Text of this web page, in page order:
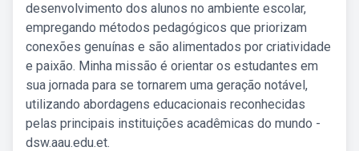
desenvolvimento dos alunos no ambiente escolar,
empregando métodos pedagógicos que priorizam
conexões genuínas e são alimentados por criatividade
e paixão. Minha missão é orientar os estudantes em
sua jornada para se tornarem uma geração notável,
utilizando abordagens educacionais reconhecidas
pelas principais instituições acadêmicas do mundo -
dsw.aau.edu.et.